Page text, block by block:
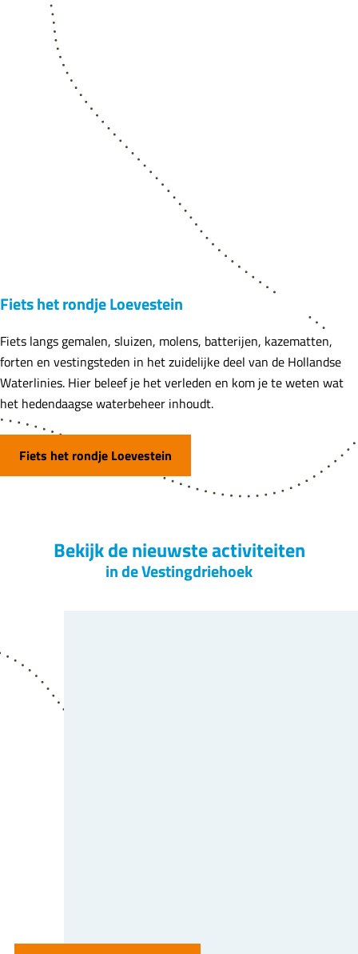
Fiets het rondje Loevestein
Fiets langs gemalen, sluizen, molens, batterijen, kazematten,
forten en vestingsteden in het zuidelijke deel van de Hollandse
Waterlinies. Hier beleef je het verleden en kom je te weten wat
het hedendaagse waterbeheer inhoudt.
Fiets het rondje Loevestein
Bekijk de nieuwste activiteiten
in de Vestingdriehoek